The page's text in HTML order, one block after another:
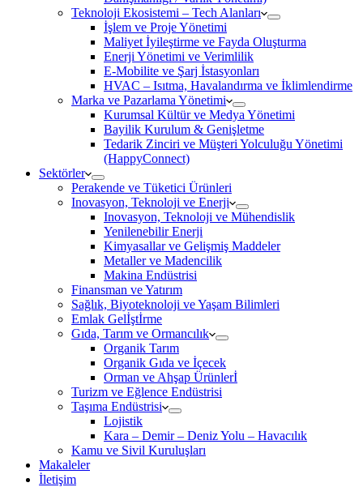
Teknoloji Ekosistemi – Tech Alanları
İşlem ve Proje Yönetimi
Maliyet İyileştirme ve Fayda Oluşturma
Enerji Yönetimi ve Verimlilik
E-Mobilite ve Şarj İstasyonları
HVAC – Isıtma, Havalandırma ve İklimlendirme
Marka ve Pazarlama Yönetimi
Kurumsal Kültür ve Medya Yönetimi
Bayilik Kurulum & Genişletme
Tedarik Zinciri ve Müşteri Yolculuğu Yönetimi
(HappyConnect)
Sektörler
Perakende ve Tüketici Ürünleri
Inovasyon, Teknoloji ve Enerji
Inovasyon, Teknoloji ve Mühendislik
Yenilenebilir Enerji
Kimyasallar ve Gelişmiş Maddeler
Metaller ve Madencilik
Makina Endüstrisi
Finansman ve Yatırım
Sağlık, Biyoteknoloji ve Yaşam Bilimleri
Emlak Gelİştİrme
Gıda, Tarım ve Ormancılık
Organik Tarım
Organik Gıda ve İçecek
Orman ve Ahşap Ürünlerİ
Turizm ve Eğlence Endüstrisi
Taşıma Endüstrisi
Lojistik
Kara – Demir – Deniz Yolu – Havacılık
Kamu ve Sivil Kuruluşları
Makaleler
İletişim